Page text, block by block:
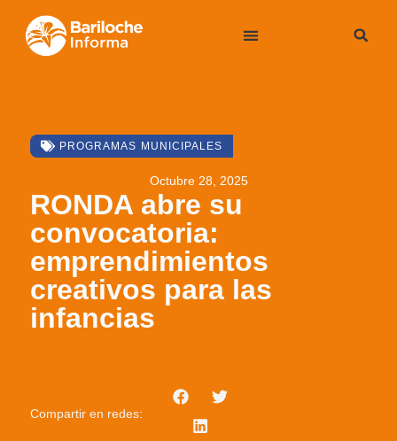
PROGRAMAS MUNICIPALES
Octubre 28, 2025
RONDA abre su
convocatoria:
emprendimientos
creativos para las
infancias
Compartir en redes: